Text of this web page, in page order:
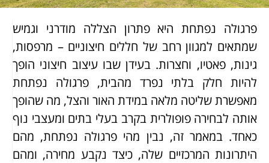
פרגולה נפתחת היא פתרון הצללה מודרני וגמיש
שמתאים למגוון רחב של חללים חיצוניים – מרפסות,
גינות, פאטיו, וחצרות. בעידן שבו עיצוב חיצוני הופך
להיות חלק בלתי נפרד מהבית, פרגולה נפתחת
מאפשרת שליטה מלאה במידת האור והצל, מה שהופך
אותה לבחירה פופולרית בקרב בעלי בתים ומעצבי נוף
כאחד. במאמר זה, נבין מהי פרגולה נפתחת, מהם
היתרונות המרכזיים שלה, כיצד נקבע מחירה, ומהם